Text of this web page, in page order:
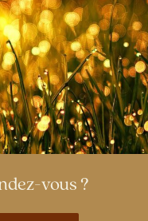
vous ?